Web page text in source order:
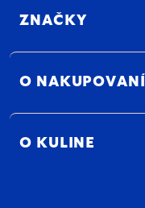
ZNAČKY
O NAKUPOVANÍ
O KULINE